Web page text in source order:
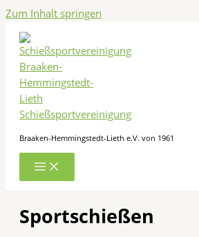
Zum Inhalt springen
Schießsportvereinigung
Braaken-Hemmingstedt-Lieth e.V. von 1961
Sportschießen